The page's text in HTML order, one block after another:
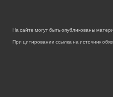
На сайте могут быть опубликованы
При цитировании ссылка на источник